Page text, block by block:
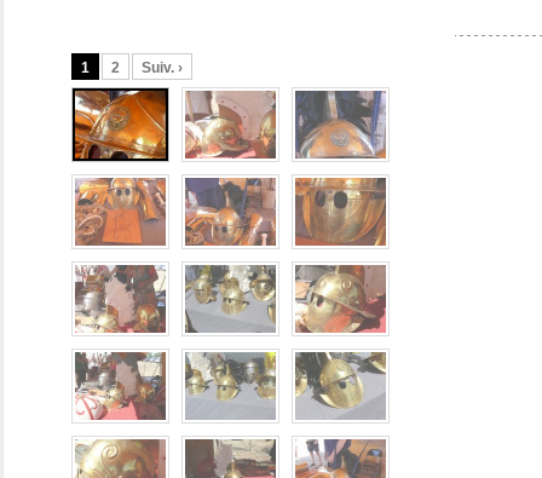
1 2 Suiv. ›